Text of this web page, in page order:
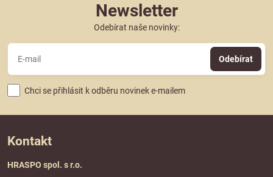
Newsletter
Odebírat naše novinky:
Odebírat
Chci se přihlásit k odběru novinek e-mailem
Kontakt
HRASPO spol. s r.o.